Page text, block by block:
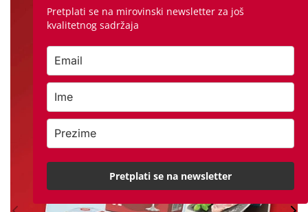
Pretplati se na mirovinski newsletter za još
kvalitetnog sadržaja
Pretplati se na newsletter